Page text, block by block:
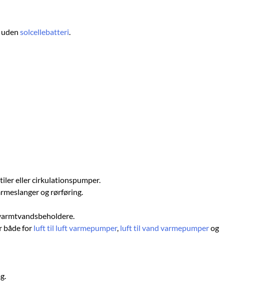
udensolcellebatteri.
eller cirkulationspumper.
og rørføring.
både for luft til luft varmepumper, luft til vand varmepumperog